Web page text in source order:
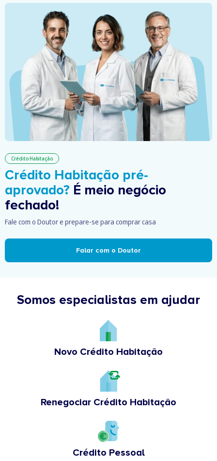
Crédito Habitação
Crédito Habitação pré-
aprovado? É meio negócio
fechado!
Fale com o Doutor e prepare-se para comprar casa
Falar com o Doutor
Somos especialistas em ajudar
Novo Crédito Habitação
Renegociar Crédito Habitação
Crédito Pessoal